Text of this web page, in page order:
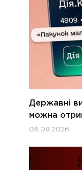
Державні
можна
06.08.2026